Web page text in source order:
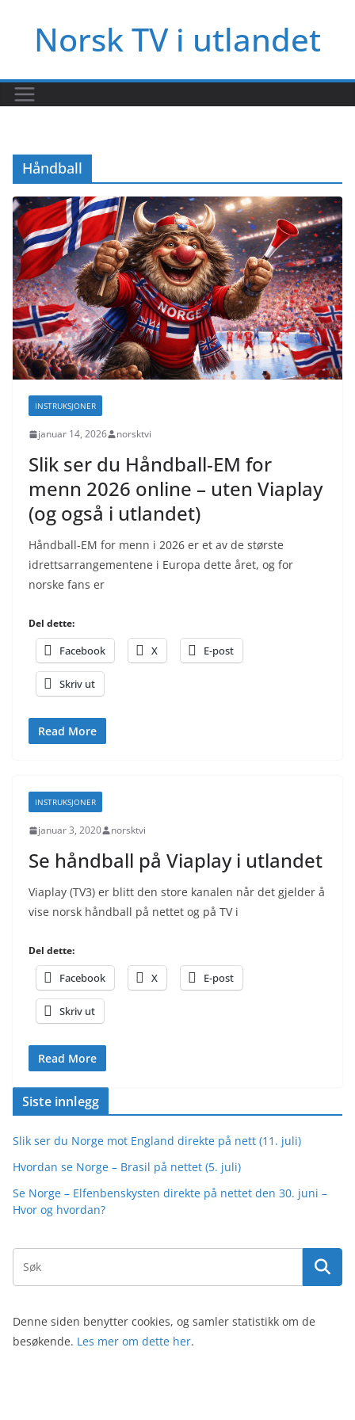
innholdetNorsk TV i utlandet
Håndball
INSTRUKSJONER
januar 14, 2026 norsktvi
Slik ser du Håndball-EM for
menn 2026 online – uten Viaplay
(og også i utlandet)
Håndball-EM for menn i 2026 er et av de største
idrettsarrangementene i Europa dette året, og for
norske fans er
Del dette:
Facebook X E-post
Skriv ut
Read More
INSTRUKSJONER
januar 3, 2020 norsktvi
Se håndball på Viaplay i utlandet
Viaplay (TV3) er blitt den store kanalen når det gjelder å
vise norsk håndball på nettet og på TV i
Del dette:
Facebook X E-post
Skriv ut
Read More
Siste innlegg
Slik ser du Norge mot England direkte på nett (11. juli)
Hvordan se Norge – Brasil på nettet (5. juli)
Se Norge – Elfenbenskysten direkte på nettet den 30. juni –
Hvor og hvordan?
Denne siden benytter cookies, og samler statistikk om de
besøkende. Les mer om dette her.